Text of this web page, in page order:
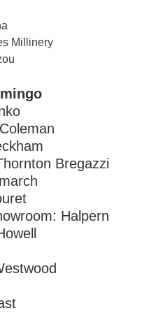
Millinery
Bregazzi
Halpern